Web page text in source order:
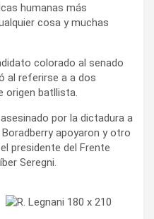
humanas más
cosa y muchas
colorado al senado
al referirse a a dos
origen batllista.
por la dictadura a
apoyaron y otro
presidente del Frente
Seregni.